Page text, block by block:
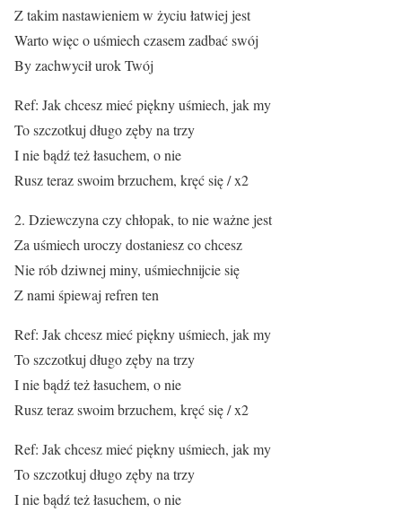
Z takim nastawieniem w życiu łatwiej jest
Warto więc o uśmiech czasem zadbać swój
By zachwycił urok Twój
Ref: Jak chcesz mieć piękny uśmiech, jak my
To szczotkuj długo zęby na trzy
I nie bądź też łasuchem, o nie
Rusz teraz swoim brzuchem, kręć się / x2
2. Dziewczyna czy chłopak, to nie ważne jest
Za uśmiech uroczy dostaniesz co chcesz
Nie rób dziwnej miny, uśmiechnijcie się
Z nami śpiewaj refren ten
Ref: Jak chcesz mieć piękny uśmiech, jak my
To szczotkuj długo zęby na trzy
I nie bądź też łasuchem, o nie
Rusz teraz swoim brzuchem, kręć się / x2
Ref: Jak chcesz mieć piękny uśmiech, jak my
To szczotkuj długo zęby na trzy
I nie bądź też łasuchem, o nie